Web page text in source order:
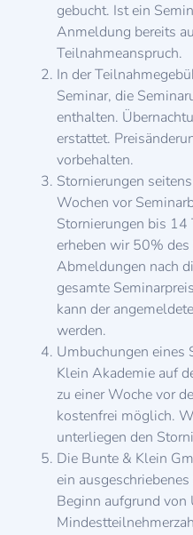
gebucht. Ist ein
Anmeldung bereits
Teilnahmeanspruch.
In der
Seminar, die
enthalten.
erstattet.
vorbehalten.
Stornierungen
Wochen vor
Stornierungen bis 14
erheben wir 50%
Abmeldungen nach
gesamte
kann der
werden.
Umbuchungen eines
Klein Akademie auf
zu einer Woche vor
kostenfrei möglich.
unterliegen den
Die Bunte & Klein
ein
Beginn aufgrund von